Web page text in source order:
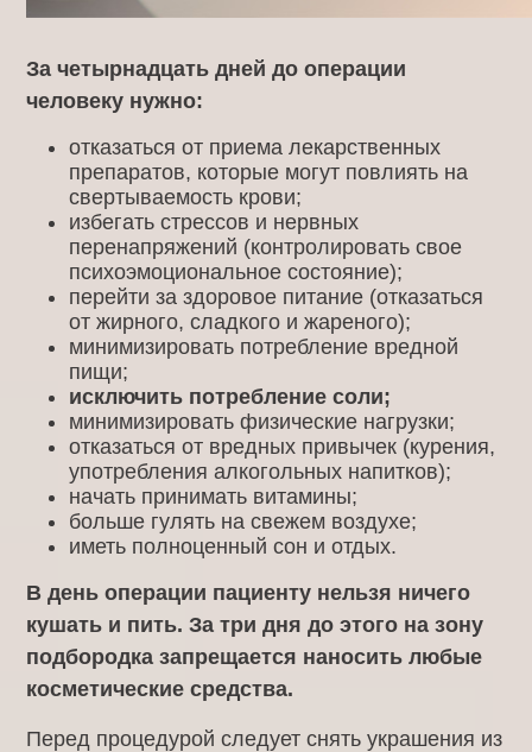
За четырнадцать дней до операции
человеку нужно:
отказаться от приема лекарственных
препаратов, которые могут повлиять на
свертываемость крови;
избегать стрессов и нервных
перенапряжений (контролировать свое
психоэмоциональное состояние);
перейти за здоровое питание (отказаться
от жирного, сладкого и жареного);
минимизировать потребление вредной
пищи;
исключить потребление соли;
минимизировать физические нагрузки;
отказаться от вредных привычек (курения,
употребления алкогольных напитков);
начать принимать витамины;
больше гулять на свежем воздухе;
иметь полноценный сон и отдых.
В день операции пациенту нельзя ничего
кушать и пить. За три дня до этого на зону
подбородка запрещается наносить любые
косметические средства.
Перед процедурой следует снять украшения из